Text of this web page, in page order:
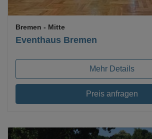
Eventhaus Bremen
Bremen - Mitte
Mehr Details
Preis anfragen